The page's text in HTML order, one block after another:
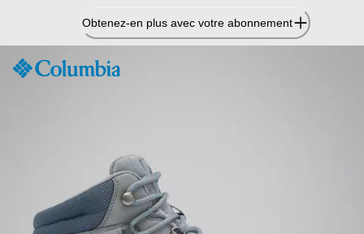
contenu
Obtenez-en plus avec votre abonnement